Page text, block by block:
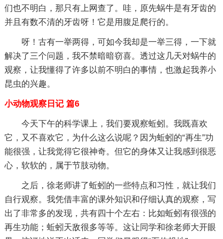
们也不明白，那只有上网查了。哇，原先蜗牛是有牙齿的
并且有数不清的牙齿呀！它是用腹足爬行的。
呀！古有一举两得，可如今我却是一举三得，一下就
解决了三个问题，我不禁暗暗窃喜。透过这几天对蜗牛的
观察，让我懂得了许多以前不明白的事情，也激起我养小
昆虫的兴趣。
小动物观察日记 篇6
今天下午的科学课上，我们要观察蚯蚓。我既喜欢
它，又不喜欢它，为什么这么说呢？因为蚯蚓的“再生”功
能很强，让我觉得它很神奇。但它的身体又让我感到很恶
心，软软的，属于节肢动物。
之后，徐老师讲了蚯蚓的一些特点和习性，就让我们
自行观察。我凭借丰富的课外知识和仔细认真的观察，写
出了非常多的发现，共有四十个左右：比如蚯蚓有很强的
再生功能；蚯蚓天敌很多等等。这让同学和徐老师大开眼